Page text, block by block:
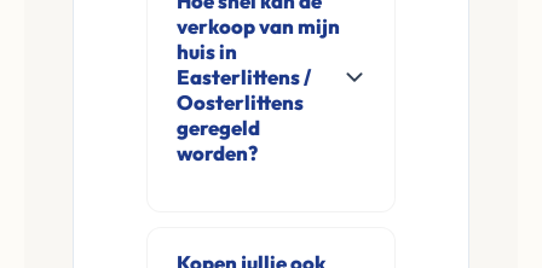
direct aan in
Easterlittens /
Oosterlittens en
omgeving. U
verkoopt
verkoop van mijn
huis in
Easterlittens /
Oosterlittens
geregeld
worden?
Kopen jullie ook